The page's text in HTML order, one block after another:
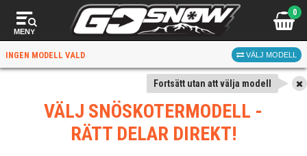
MENY
0
INGEN MODELL VALD VÄLJ MODELL
Fortsätt utan att välja modell
VÄLJ SNÖSKOTERMODELL -
RÄTT DELAR DIREKT!